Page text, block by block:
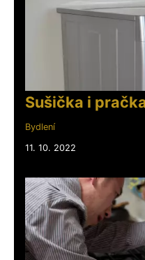
Sušička i
Bydlení
11. 10. 2022